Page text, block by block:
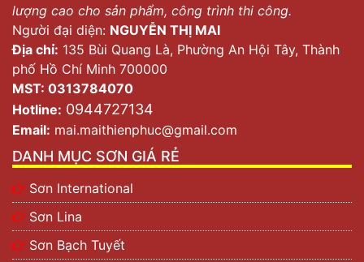
lượng cao cho sản phẩm, công trình thi công.
Người đại diện: NGUYỄN THỊ MAI
Địa chỉ: 135 Bùi Quang Là, Phường An Hội Tây, Thành
phố Hồ Chí Minh 700000
MST: 0313784070
Hotline: 0944727134
Email: mai.maithienphuc@gmail.com
DANH MỤC SƠN GIÁ RẺ
Sơn International
Sơn Lina
Sơn Bạch Tuyết